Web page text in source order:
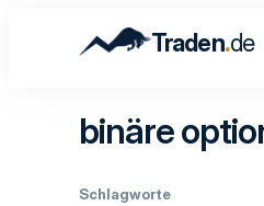
Traden.de
binäre
Schlagworte